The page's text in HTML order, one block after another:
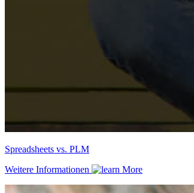
Spreadsheets vs. PLM
Weitere Informationen